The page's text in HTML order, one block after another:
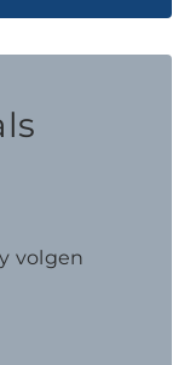
volgen